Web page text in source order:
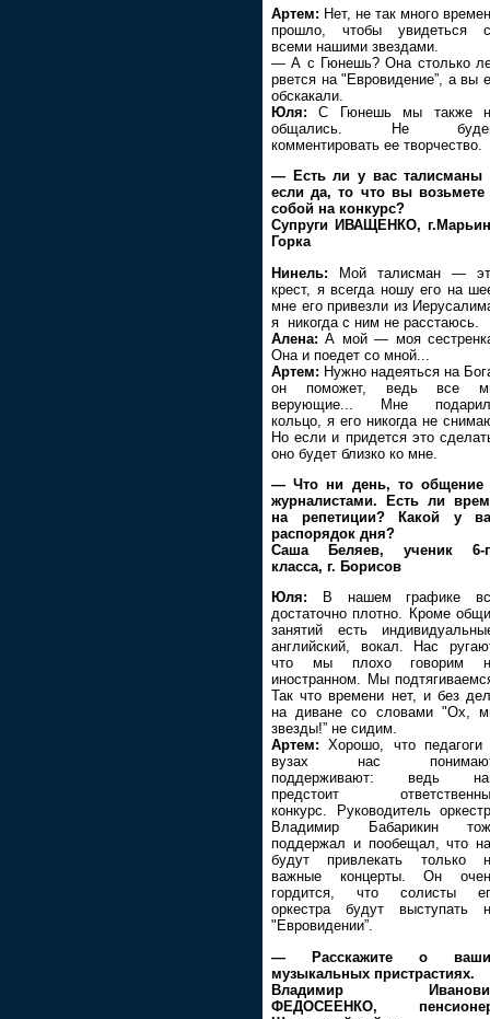
Артем: Нет, не так много
прошло, чтобы увидеться
всеми нашими звездами.
— А с Гюнешь? Она столько
рвется на "Евровидение”, а вы
обскакали.
Юля: С Гюнешь мы также
общались. Не
комментировать ее творчество.
— Есть ли у вас талисманы
если да, то что вы возьмете
собой на конкурс?
Супруги ИВАЩЕНКО,
Горка
Нинель: Мой талисман —
крест, я всегда ношу его на
мне его привезли из
я никогда с ним не расстаюсь.
Алена: А мой — моя
Она и поедет со мной...
Артем: Нужно надеяться на
он поможет, ведь все
верующие... Мне
кольцо, я его никогда не
Но если и придется это
оно будет близко ко мне.
— Что ни день, то общение
журналистами. Есть ли
на репетиции? Какой у
распорядок дня?
Саша Беляев, ученик 6-
класса, г. Борисов
Юля: В нашем графике
достаточно плотно. Кроме
занятий есть
английский, вокал. Нас
что мы плохо говорим
иностранном. Мы
Так что времени нет, и без
на диване со словами "Ох,
звезды!” не сидим.
Артем: Хорошо, что педагоги
вузах нас
поддерживают: ведь
предстоит
конкурс. Руководитель
Владимир Бабарикин
поддержал и пообещал, что
будут привлекать только
важные концерты. Он
гордится, что солисты
оркестра будут выступать
"Евровидении”.
— Расскажите о
музыкальных пристрастиях.
Владимир
ФЕДОСЕЕНКО,